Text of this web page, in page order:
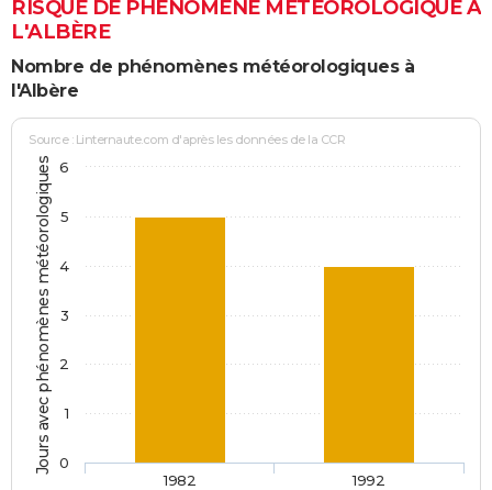
RISQUE DE PHÉNOMÈNE MÉTÉOROLOGIQUE À
L'ALBÈRE
Nombre de phénomènes météorologiques à
l'Albère
Jours avec phénomènes météorologiques
Source : Linternaute.com d'après les données de la CCR
1982 1992
0
1
2
3
4
5
6